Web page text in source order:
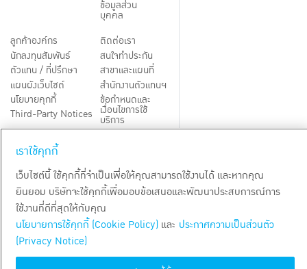
ข้อมูลส่วน
บุคคล
ลูกค้าองค์กร
นักลงทุนสัมพันธ์
ตัวแทน / ที่ปรึกษา
แผนผังเว็บไซต์
นโยบายคุกกี้
Third-Party Notices
ติดต่อเรา
สนใจทำประกัน
สาขาและแผนที่
สำนักงานตัวแทนฯ
ข้อกำหนดและ
เงื่อนไขการใช้
บริการ
TH EN
สงวนลิขสิทธิ์ พ.ศ.2569 บริษัท กรุงเทพประกันชีวิต จำกัด (มหาชน)
เราใช้คุกกี้
เว็บไซต์นี้ ใช้คุกกี้ที่จำเป็นเพื่อให้คุณสามารถใช้งานได้ และหากคุณ
ยินยอม บริษัทจะใช้คุกกี้เพื่อมอบข้อเสนอและพัฒนาประสบการณ์การ
ใช้งานที่ดีที่สุดให้กับคุณ
นโยบายการใช้คุกกี้ (Cookie Policy) และ ประกาศความเป็นส่วนตัว
(Privacy Notice)